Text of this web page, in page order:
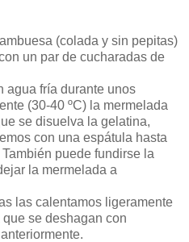
(colada y sin pepitas)
un par de cucharadas de
agua fría durante unos
(30-40 ºC) la mermelada
se disuelva la gelatina,
con una espátula hasta
puede fundirse la
la mermelada a
las calentamos ligeramente
se deshagan con